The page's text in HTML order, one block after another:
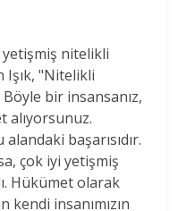
nitelikli
Işık, "Nitelikli
Böyle bir insansanız,
alıyorsunuz.
başarısıdır.
çok iyi yetişmiş
Hükümet olarak
insanımızın